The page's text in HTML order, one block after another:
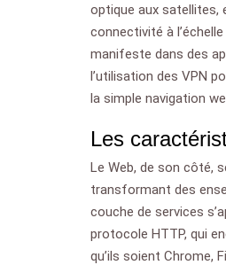
optique aux satellites,
connectivité à
manifeste dans des
l’utilisation des VPN
la simple navigation
Les
Le Web, de son côté,
transformant des
couche de services
protocole HTTP, qui
qu’ils soient Chrome,